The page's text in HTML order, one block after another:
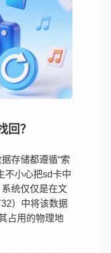
回？
存储都遵循“索
不小心把sd卡中
统仅仅是在文
）中将该数据
占用的物理地